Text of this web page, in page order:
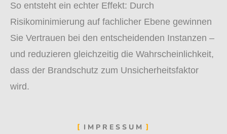
So entsteht ein echter Effekt: Durch
Risikominimierung auf fachlicher Ebene gewinnen
Sie Vertrauen bei den entscheidenden Instanzen –
und reduzieren gleichzeitig die Wahrscheinlichkeit,
dass der Brandschutz zum Unsicherheitsfaktor
wird.
IMPRESSUM